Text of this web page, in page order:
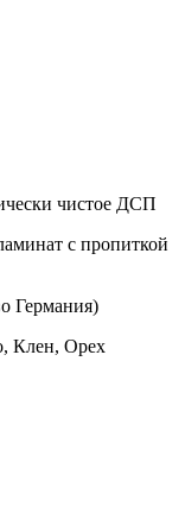
чистое ДСП
с пропиткой
Германия)
Клен, Орех